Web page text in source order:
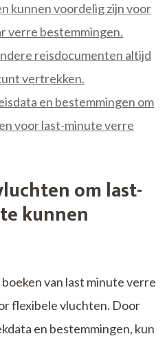
kunnen voordelig zijn voor
verre bestemmingen.
reisdocumenten altijd
vertrekken.
en bestemmingen om
voor last-minute verre
om last-
kunnen
van last minute verre
flexibele vluchten. Door
en bestemmingen, kun